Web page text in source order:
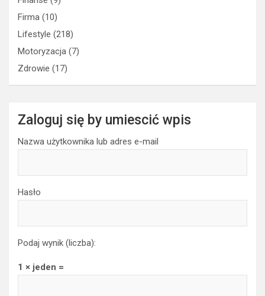
Firma (10)
Lifestyle (218)
Motoryzacja (7)
Zdrowie (17)
Zaloguj się by umiescić wpis
Nazwa użytkownika lub adres e-mail
Hasło
Podaj wynik (liczba):
1 × jeden =